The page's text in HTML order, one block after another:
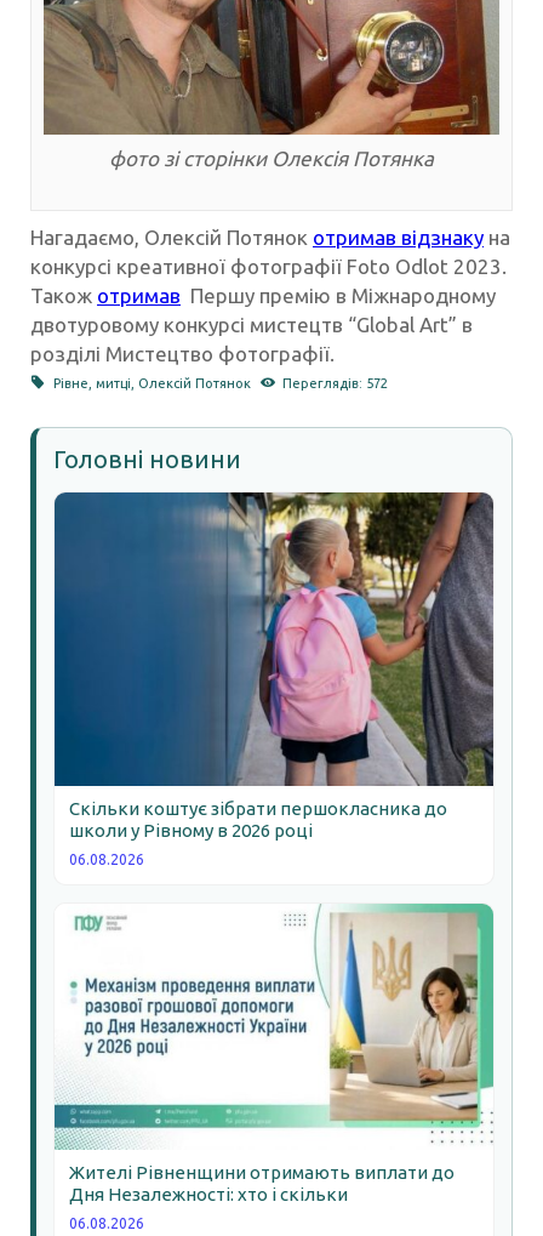
фото зі сторінки Олексія Потянка
Нагадаємо, Олексій Потянок отримав відзнаку на
конкурсі креативної фотографії Foto Odlot 2023.
Також отримав Першу премію в Міжнародному
двотуровому конкурсі мистецтв “Global Art” в
розділі Мистецтво фотографії.
Рівне ,митці Олексій Потянок Переглядів: 572
Головні новини
Скільки коштує зібрати першокласника до
школи у Рівному в 2026 році
06.08.2026
Жителі Рівненщини отримають виплати до
Дня Незалежності: хто і скільки
06.08.2026